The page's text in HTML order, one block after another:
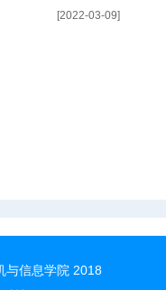
[2022-03-09]
与信息学院 2018